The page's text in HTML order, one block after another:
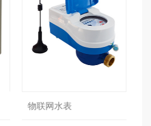
物联网水表